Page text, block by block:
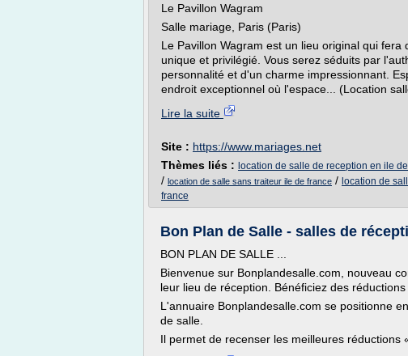
Le Pavillon Wagram
Salle mariage, Paris (Paris)
Le Pavillon Wagram est un lieu original qui
unique et privilégié. Vous serez séduits par
personnalité et d'un charme impressionnant.
endroit exceptionnel où l'espace... (Location
Lire la suite
Site : https://www.mariages.net
Thèmes liés : location de salle de reception en ile
/ location de salle sans traiteur ile de france / location de
france
Bon Plan de Salle - salles de
BON PLAN DE SALLE ...
Bienvenue sur Bonplandesalle.com, nouveau
leur lieu de réception. Bénéficiez des
L'annuaire Bonplandesalle.com se positionne
de salle.
Il permet de recenser les meilleures réductions